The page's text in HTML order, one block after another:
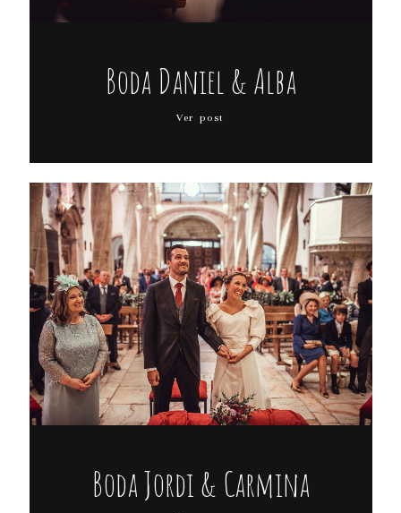
Boda Daniel & Alba
Ver post
Boda Jordi & Carmina